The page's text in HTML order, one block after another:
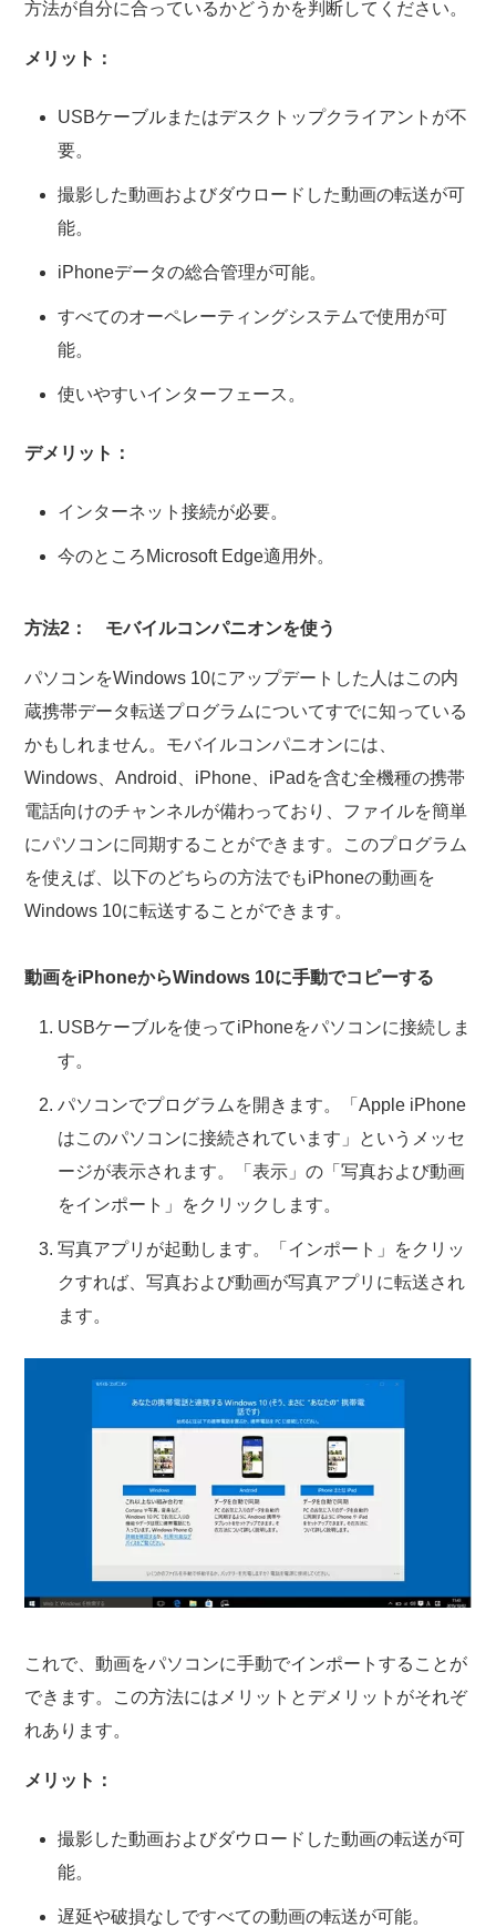
方法が自分に合っているかどうかを判断してください。
メリット：
USBケーブルまたはデスクトップクライアントが不
要。
撮影した動画およびダウロードした動画の転送が可
能。
iPhoneデータの総合管理が可能。
すべてのオーペレーティングシステムで使用が可
能。
使いやすいインターフェース。
デメリット：
インターネット接続が必要。
今のところMicrosoft Edge適用外。
方法2： モバイルコンパニオンを使う
パソコンをWindows 10にアップデートした人はこの内
蔵携帯データ転送プログラムについてすでに知っている
かもしれません。モバイルコンパニオンには、
Windows、Android、iPhone、iPadを含む全機種の携帯
電話向けのチャンネルが備わっており、ファイルを簡単
にパソコンに同期することができます。このプログラム
を使えば、以下のどちらの方法でもiPhoneの動画を
Windows 10に転送することができます。
動画をiPhoneからWindows 10に手動でコピーする
USBケーブルを使ってiPhoneをパソコンに接続しま
す。
パソコンでプログラムを開きます。「Apple iPhone
はこのパソコンに接続されています」というメッセ
ージが表示されます。「表示」の「写真および動画
をインポート」をクリックします。
写真アプリが起動します。「インポート」をクリッ
クすれば、写真および動画が写真アプリに転送され
ます。
これで、動画をパソコンに手動でインポートすることが
できます。この方法にはメリットとデメリットがそれぞ
れあります。
メリット：
撮影した動画およびダウロードした動画の転送が可
能。
遅延や破損なしですべての動画の転送が可能。